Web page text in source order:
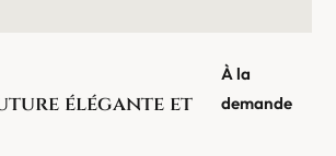
élégante et
À la
demande